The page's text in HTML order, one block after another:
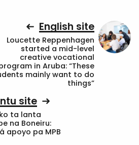
English site
Loucette Reppenhagen
started a mid-level
creative vocational
in Aruba: “These
mainly want to do
things”
site
ta lanta
na Boneiru:
apoyo pa MPB